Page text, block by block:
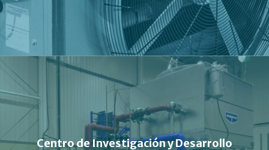
Centro de Investigación y Desarrollo